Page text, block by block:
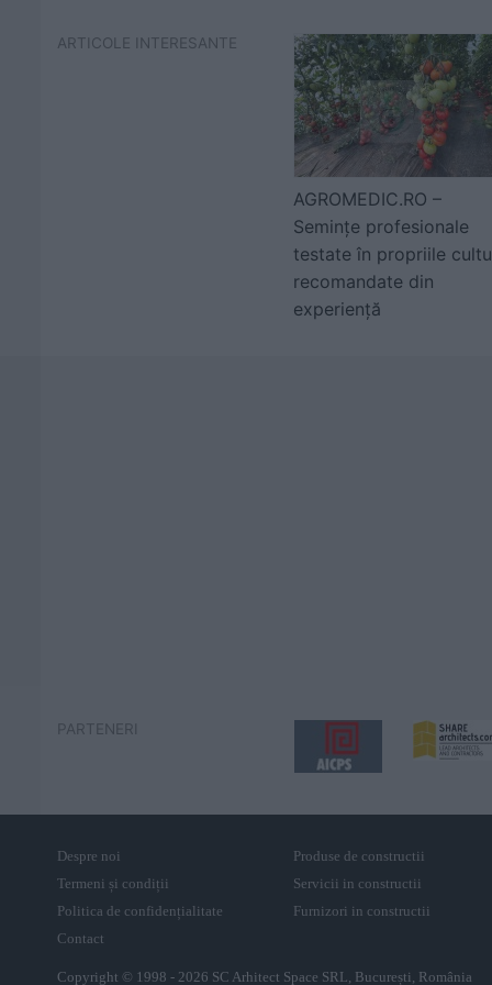
ARTICOLE INTERESANTE
AGROMEDIC.RO –
Semințe profesionale
testate în propriile
recomandate din
experiență
PARTENERI
Despre noi
Termeni și condiții
Politica de confidențialitate
Contact
Produse de constructii
Servicii in constructii
Furnizori in constructii
Copyright © 1998 - 2026 SC Arhitect Space SRL, București, România